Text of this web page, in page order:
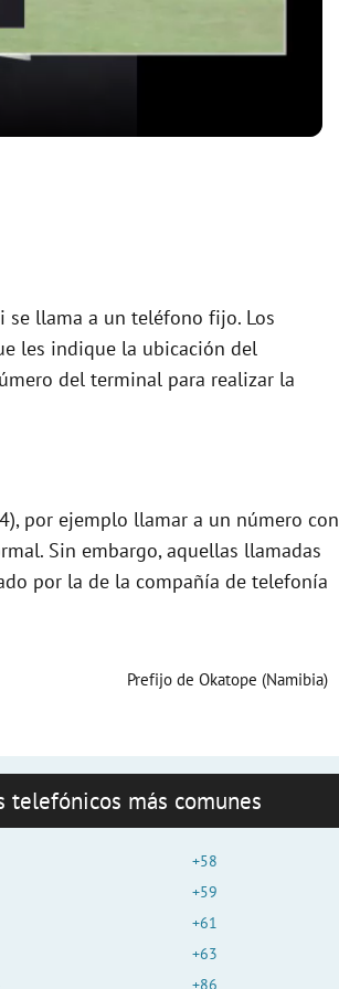
llama a un teléfono fijo. Los
les indique la ubicación del
del terminal para realizar la
por ejemplo llamar a un número con
Sin embargo, aquellas llamadas
por la de la compañía de telefonía
Prefijo de Okatope (Namibia)
telefónicos más comunes
+58
+59
+61
+63
+86